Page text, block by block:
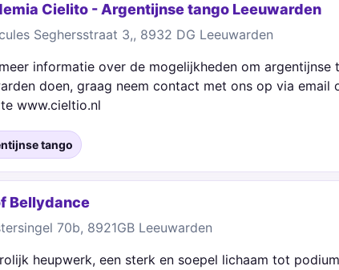
Cielito - Argentijnse tango Leeuwarden
Seghersstraat 3,, 8932 DG Leeuwarden
informatie over de mogelijkheden om argentijnse
doen, graag neem contact met ons op via email
www.cieltio.nl
tango
Bellydance
70b, 8921GB Leeuwarden
heupwerk, een sterk en soepel lichaam tot